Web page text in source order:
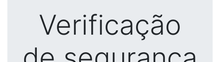
Verificação